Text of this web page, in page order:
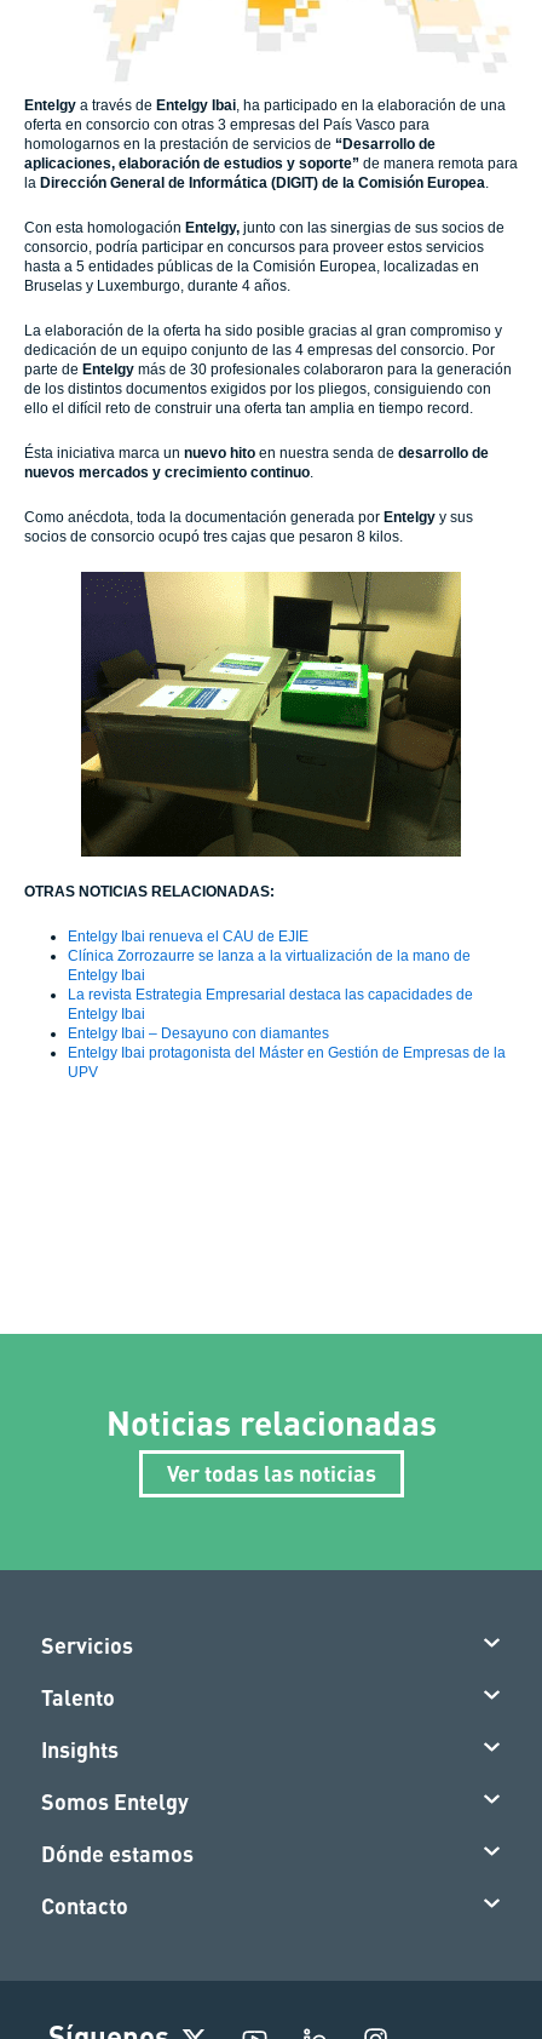
Entelgy a través de Entelgy Ibai, ha participado en la elaboración de una
oferta en consorcio con otras 3 empresas del País Vasco para
homologarnos en la prestación de servicios de “Desarrollo de
aplicaciones, elaboración de estudios y soporte” de manera remota para
la Dirección General de Informática (DIGIT) de la Comisión Europea.
Con esta homologación Entelgy, junto con las sinergias de sus socios de
consorcio, podría participar en concursos para proveer estos servicios
hasta a 5 entidades públicas de la Comisión Europea, localizadas en
Bruselas y Luxemburgo, durante 4 años.
La elaboración de la oferta ha sido posible gracias al gran compromiso y
dedicación de un equipo conjunto de las 4 empresas del consorcio. Por
parte de Entelgy más de 30 profesionales colaboraron para la generación
de los distintos documentos exigidos por los pliegos, consiguiendo con
ello el difícil reto de construir una oferta tan amplia en tiempo record.
Ésta iniciativa marca un nuevo hito en nuestra senda de desarrollo de
nuevos mercados y crecimiento continuo.
Como anécdota, toda la documentación generada por Entelgy y sus
socios de consorcio ocupó tres cajas que pesaron 8 kilos.
OTRAS NOTICIAS RELACIONADAS:
Entelgy Ibai renueva el CAU de EJIE
Clínica Zorrozaurre se lanza a la virtualización de la mano de
Entelgy Ibai
La revista Estrategia Empresarial destaca las capacidades de
Entelgy Ibai
Entelgy Ibai – Desayuno con diamantes
Entelgy Ibai protagonista del Máster en Gestión de Empresas de la
UPV
Noticias relacionadas
Ver todas las noticias
Servicios
Talento
Insights
Somos Entelgy
Dónde estamos
Contacto
I